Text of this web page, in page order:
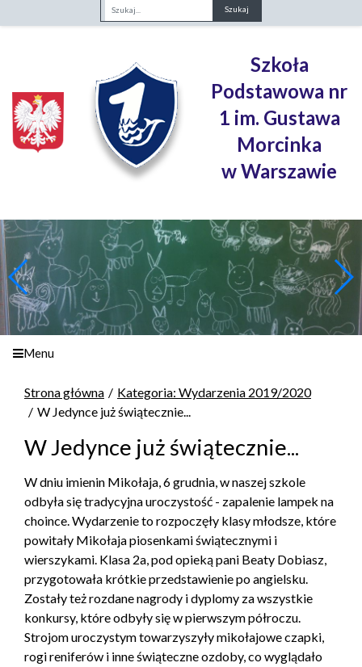
Fraza
Szkoła
Podstawowa nr
1 im. Gustawa
Morcinka
w Warszawie
Menu
Strona główna
Kategoria: Wydarzenia 2019/2020
W Jedynce już świątecznie...
W Jedynce już świątecznie...
W dniu imienin Mikołaja, 6 grudnia, w naszej szkole
odbyła się tradycyjna uroczystość - zapalenie lampek na
choince. Wydarzenie to rozpoczęły klasy młodsze, które
powitały Mikołaja piosenkami świątecznymi i
wierszykami. Klasa 2a, pod opieką pani Beaty Dobiasz,
przygotowała krótkie przedstawienie po angielsku.
Zostały też rozdane nagrody i dyplomy za wszystkie
konkursy, które odbyły się w pierwszym półroczu.
Strojom uroczystym towarzyszyły mikołajowe czapki,
rogi reniferów i inne świąteczne ozdoby, co wyglądało